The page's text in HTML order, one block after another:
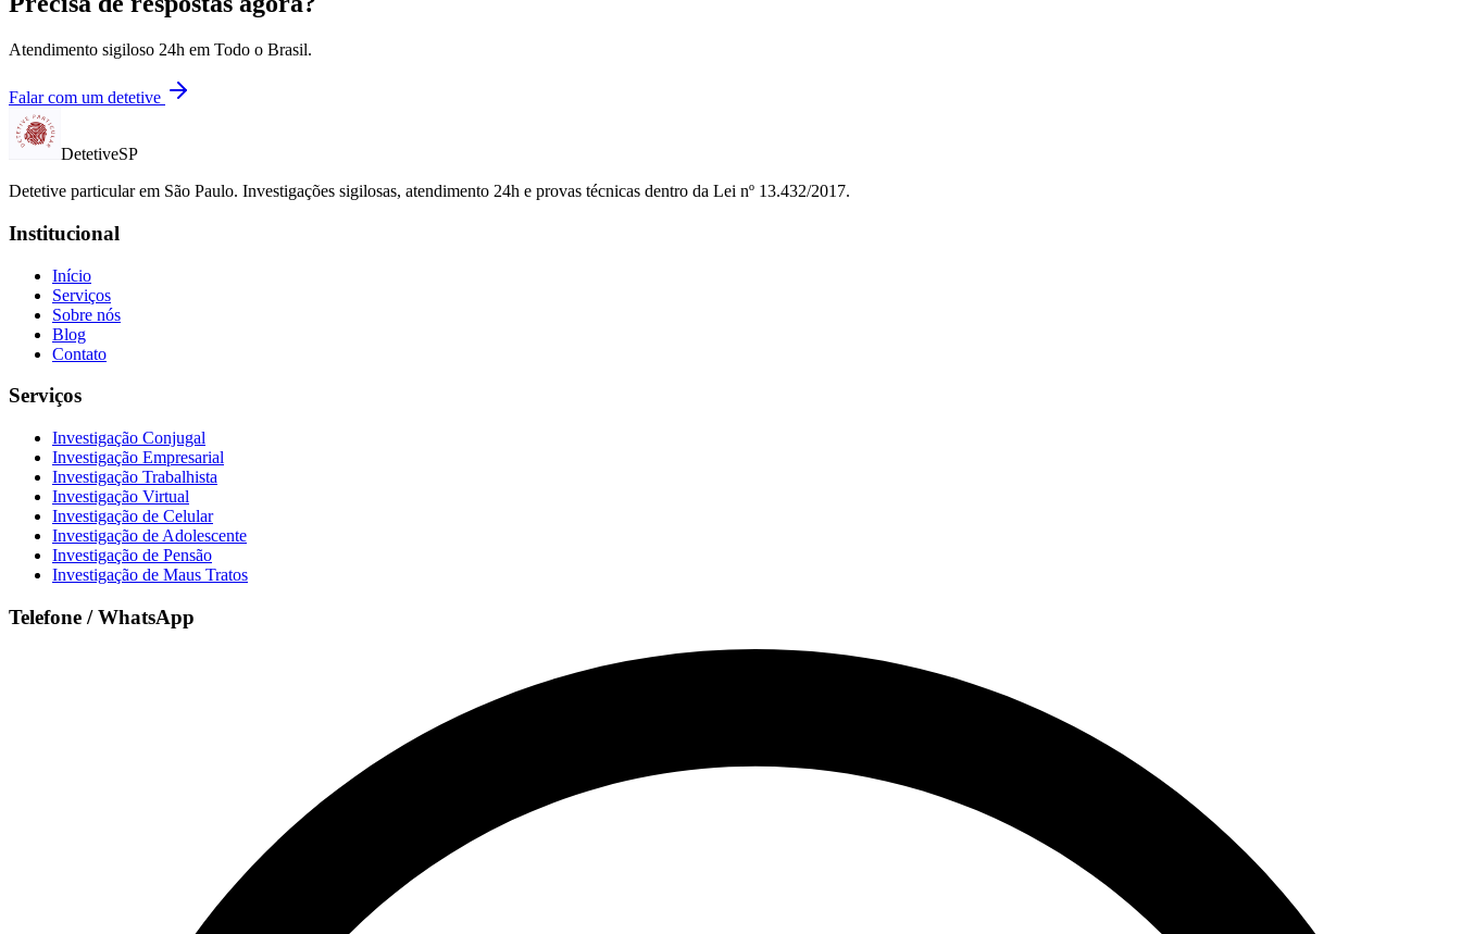
Atendimento sigiloso 24h em Todo o Brasil.
Falar com um detetive
DetetiveSP
Detetive particular em São Paulo. Investigações sigilosas, atendimento 24h e provas técnicas dentro da Lei nº 13.432/2017.
Institucional
Início
Serviços
Sobre nós
Blog
Contato
Serviços
Investigação Conjugal
Investigação Empresarial
Investigação Trabalhista
Investigação Virtual
Investigação de Celular
Investigação de Adolescente
Investigação de Pensão
Investigação de Maus Tratos
Telefone / WhatsApp